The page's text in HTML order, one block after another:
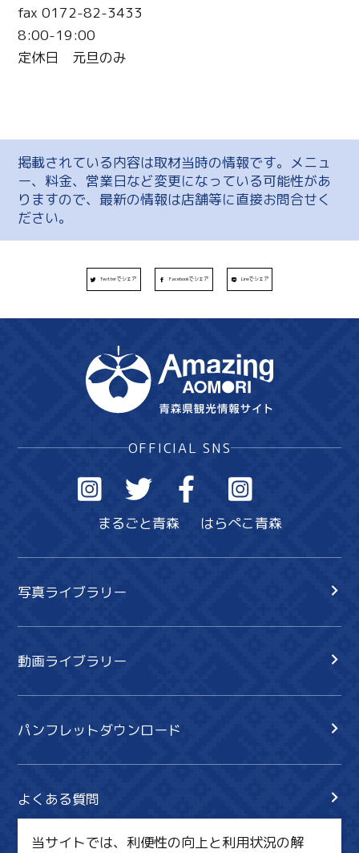
fax 0172-82-3433
8:00-19:00
定休日 元旦のみ
掲載されている内容は取材当時の情報です。メニュ
ー、料金、営業日など変更になっている可能性があ
りますので、最新の情報は店舗等に直接お問合せく
ださい。
Twitterでシェア Facebookでシェア Lineでシェア
OFFICIAL SNS
まるごと青森 はらぺこ青森
写真ライブラリー
動画ライブラリー
パンフレットダウンロード
よくある質問
当サイトでは、利便性の向上と利用状況の解